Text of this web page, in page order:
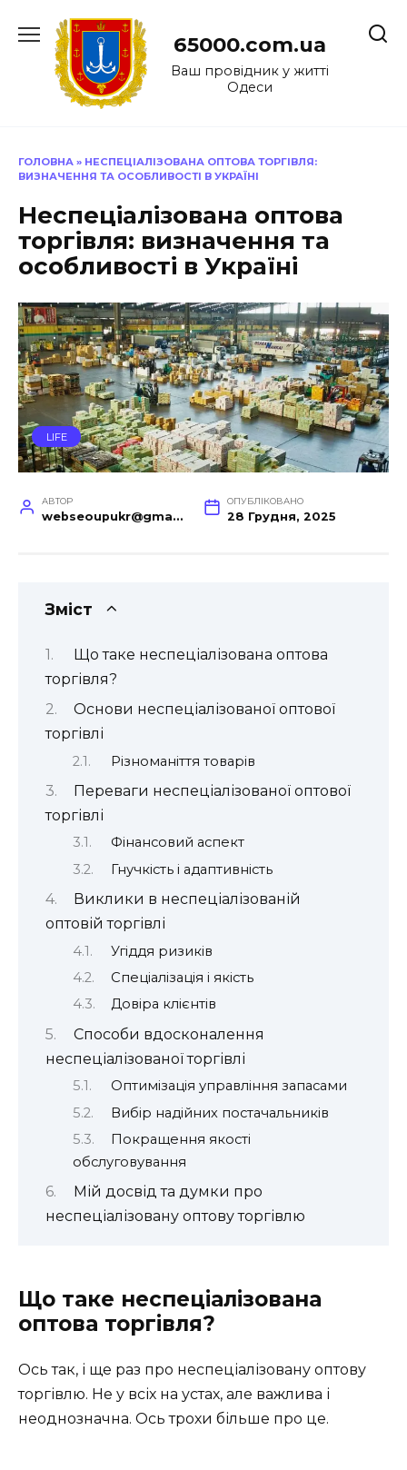
до
65000.com.ua
Ваш провідник у житті
Одеси
ГОЛОВНА » НЕСПЕЦІАЛІЗОВАНА ОПТОВА ТОРГІВЛЯ:
ВИЗНАЧЕННЯ ТА ОСОБЛИВОСТІ В УКРАЇНІ
Неспеціалізована оптова
торгівля: визначення та
особливості в Україні
LIFE
АВТОР
webseoupukr@gmail.com
ОПУБЛІКОВАНО
28 Грудня, 2025
Зміст
Що таке неспеціалізована оптова
торгівля?
Основи неспеціалізованої оптової
торгівлі
Різноманіття товарів
Переваги неспеціалізованої оптової
торгівлі
Фінансовий аспект
Гнучкість і адаптивність
Виклики в неспеціалізованій
оптовій торгівлі
Угіддя ризиків
Спеціалізація і якість
Довіра клієнтів
Способи вдосконалення
неспеціалізованої торгівлі
Оптимізація управління запасами
Вибір надійних постачальників
Покращення якості
обслуговування
Мій досвід та думки про
неспеціалізовану оптову торгівлю
Що таке неспеціалізована
оптова торгівля?
Ось так, і ще раз про неспеціалізовану оптову
торгівлю. Не у всіх на устах, але важлива і
неоднозначна. Ось трохи більше про це.